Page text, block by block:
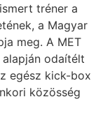
tréner a
a Magyar
meg. A MET
odaítélt
egész kick-box
közösség